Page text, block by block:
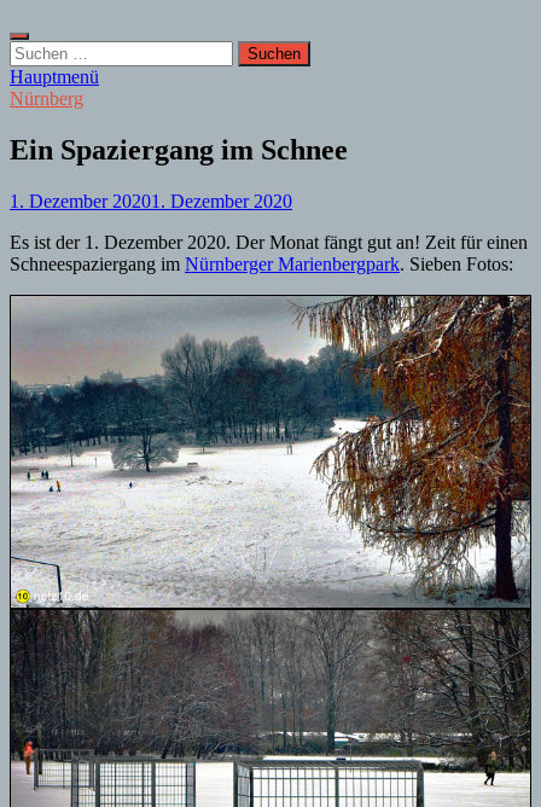
Suchen
nach:
Hauptmenü
Nürnberg
Ein Spaziergang im Schnee
1. Dezember 20201. Dezember 2020
Es ist der 1. Dezember 2020. Der Monat fängt gut an! Zeit für einen
Schneespaziergang im Nürnberger Marienbergpark. Sieben Fotos: